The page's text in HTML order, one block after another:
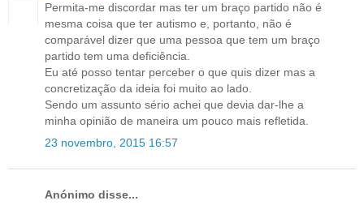
Permita-me discordar mas ter um braço partido não é
mesma coisa que ter autismo e, portanto, não é
comparável dizer que uma pessoa que tem um braço
partido tem uma deficiência.
Eu até posso tentar perceber o que quis dizer mas a
concretização da ideia foi muito ao lado.
Sendo um assunto sério achei que devia dar-lhe a
minha opinião de maneira um pouco mais refletida.
23 novembro, 2015 16:57
Anónimo disse...